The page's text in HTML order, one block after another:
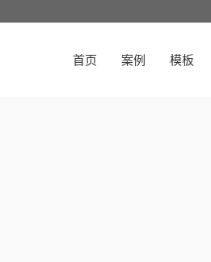
首页 案例 模板